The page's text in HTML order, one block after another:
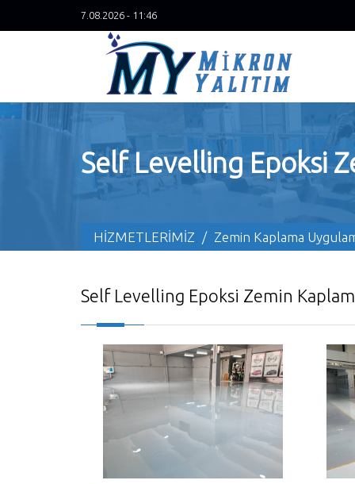
7.08.2026 - 11:46
Self Levelling Epoksi
HİZMETLERİMİZ / Zemin Kaplama
Self Levelling Epoksi Zemin